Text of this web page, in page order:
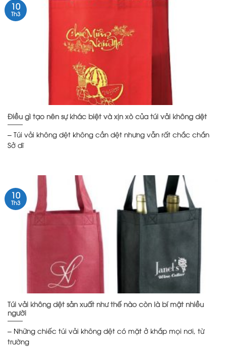
Điều gì tạo nên sự khác biệt và xịn xò của túi vải không dệt
– Túi vải không dệt không cần dệt nhưng vẫn rất chắc chắn
Sở dĩ
10
Th3
Túi vải không dệt sản xuất như thế nào còn là bí mật nhiều
người
– Những chiếc túi vải không dệt có mặt ở khắp mọi nơi, từ
trường
10
Th3